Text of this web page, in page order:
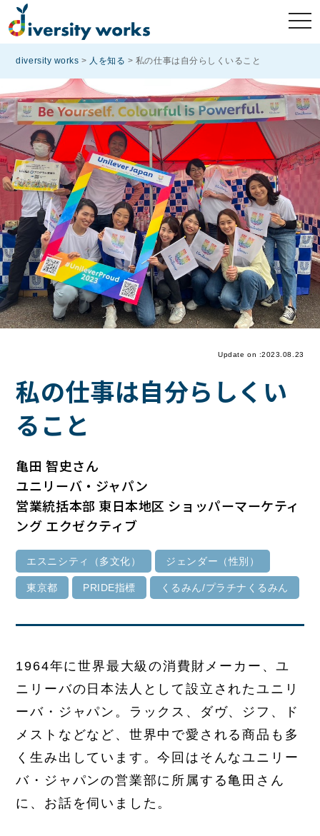
diversity works > 人を知る > 私の仕事は自分らしくいること
Update on :2023.08.23
私の仕事は自分らしくい
ること
亀田 智史さん
ユニリーバ・ジャパン
営業統括本部 東日本地区 ショッパーマーケティ
ング エクゼクティブ
エスニシティ（多文化） ジェンダー（性別）
東京都 PRIDE指標 くるみん/プラチナくるみん
1964年に世界最大級の消費財メーカー、ユ
ニリーバの日本法人として設立されたユニリ
ーバ・ジャパン。ラックス、ダヴ、ジフ、ド
メストなどなど、世界中で愛される商品も多
く生み出しています。今回はそんなユニリー
バ・ジャパンの営業部に所属する亀田さん
に、お話を伺いました。